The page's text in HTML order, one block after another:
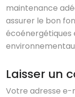
maintenance
assurer le bon
écoénergétiques
Laisser un
Votre adresse e-